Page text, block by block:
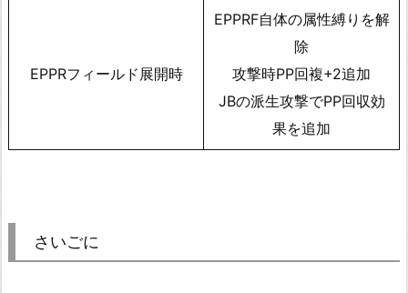
EPPRフィールド展開時
EPPRF自体の属性縛りを解
除
攻撃時PP回複+2追加
JBの派生攻撃でPP回収効
果を追加
さいごに